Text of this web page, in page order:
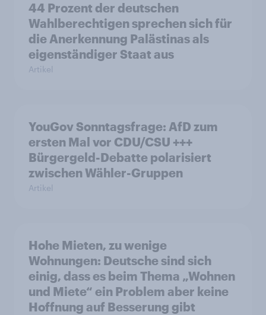
44 Prozent der deutschen
Wahlberechtigen sprechen sich für
die Anerkennung Palästinas als
eigenständiger Staat aus
Artikel
YouGov Sonntagsfrage: AfD zum
ersten Mal vor CDU/CSU +++
Bürgergeld-Debatte polarisiert
zwischen Wähler-Gruppen
Artikel
Hohe Mieten, zu wenige
Wohnungen: Deutsche sind sich
einig, dass es beim Thema „Wohnen
und Miete“ ein Problem aber keine
Hoffnung auf Besserung gibt